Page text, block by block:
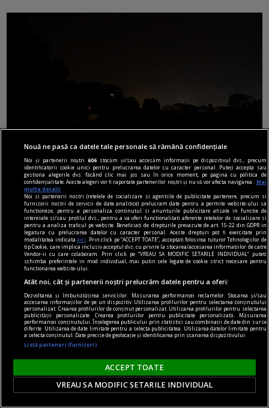
Pene de curent în Republica Moldova. Linia
electrică Bălți–Dnestrovsk, grav avariată în urma
unor furtuni
Furtunile și ploile puternice au provocat avarii
semnificative în infrastructura energetică din
Republica Moldova, lăsând mai multe localități
fără energie electrică. Ministerul Energiei a
anunțat că linia de înaltă tensiune de 330 kV
Bălți–Dnestrovsk a fost grav afectată în urma
fenomenelor meteo.
Nouă ne pasă ca datele tale personale să rămână confidențiale
Noi și partenerii noștri606 stocăm și/sau accesăm informații pe dispozitivul dvs., precum
identificatorii cookie unici pentru prelucrarea datelor cu caracter personal. Puteți accepta sau
gestiona alegerile dvs. făcând clic mai jos sau în orice moment, pe pagina cu politica de
confidențialitate. Aceste alegeri vor fi raportate partenerilor noștri și nu vă vor afecta navigarea.
Mai
multe detalii
Noi si partenerii nostri (retelele de socializare si agentiile de publicitate partenere, precum si
furnizorii nostri de servicii de date analitice) prelucram date pentru a permite website-ului sa
functioneze, pentru a personaliza continutul si anunturile publicitare afisate in functie de
interesele si/sau profilul dvs., pentru a va oferi functionalitati aferente retelelor de socializare si
pentru a analiza traficul pe website. Beneficiati de drepturile prevazute de art. 15-22 din GDPR in
legatura cu prelucrarea datelor cu caracter personal. Aceste drepturi pot fi exercitate prin
modalitatea indicataaici
. Prin click pe “ACCEPT TOATE”, acceptati folosirea tuturor Tehnologiilor de
tip Cookie, care implica inclusiv acceptul dvs. cu privire la stocarea/accesarea informatiilor de catre
Vendor-ii cu care colaboram. Prin click pe “VREAU SA MODIFIC SETARILE INDIVIDUAL” puteti
schimba preferintele in mod individual, mai putin cele legate de cookie strict necesare pentru
functionarea website-ului.
Atât noi, cât și partenerii noștri prelucrăm datele pentru a oferi:
Dezvoltarea și îmbunătățirea serviciilor. Măsurarea performanței reclamelor. Stocarea și/sau
accesarea informațiilor de pe un dispozitiv. Utilizarea profilurilor pentru selectarea conținutului
personalizat. Crearea profilurilor de conținut personalizat. Utilizarea profilurilor pentru selectarea
publicității personalizate. Crearea profilurilor pentru publicitate personalizată. Măsurarea
performanței conținutului. Înțelegerea publicului prin statistici sau combinații de date din surse
diferite. Utilizarea de date limitate pentru a selecta publicitatea. Utilizarea datelor limitate pentru
a selecta conținutul. Date precise de geolocație și identificarea prin scanarea dispozitivului.
Listă parteneri (furnizori)
ACCEPT TOATE
VREAU SA MODIFIC SETARILE INDIVIDUAL